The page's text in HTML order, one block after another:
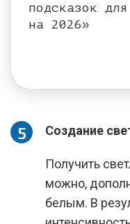
подсказок
на 2026»
Создание
Получить
можно,
белым. В